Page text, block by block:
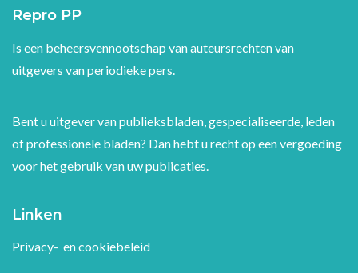
Repro PP
Is een beheersvennootschap van auteursrechten van
uitgevers van periodieke pers.
Bent u uitgever van publieksbladen, gespecialiseerde, leden
of professionele bladen? Dan hebt u recht op een vergoeding
voor het gebruik van uw publicaties.
Linken
Privacy- en cookiebeleid